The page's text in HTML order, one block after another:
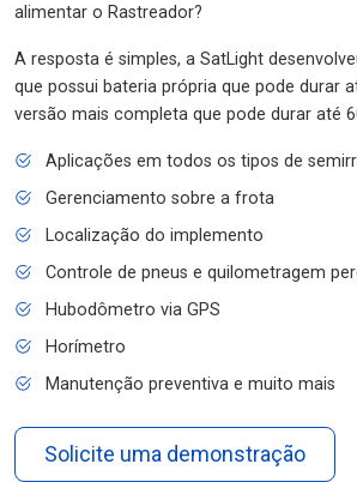
alimentar o Rastreador?
A resposta é simples, a SatLight
que possui bateria própria que pode durar
versão mais completa que pode durar até
Aplicações em todos os tipos de
Gerenciamento sobre a frota
Localização do implemento
Controle de pneus e quilometragem
Hubodômetro via GPS
Horímetro
Manutenção preventiva e muito mais
Solicite uma demonstração